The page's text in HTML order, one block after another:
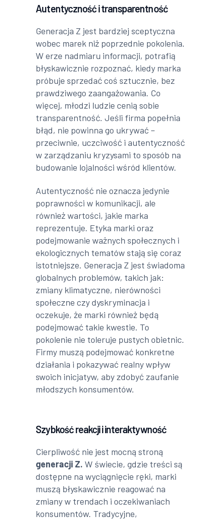
Autentyczność i transparentność
Generacja Z jest bardziej sceptyczna
wobec marek niż poprzednie pokolenia.
W erze nadmiaru informacji, potrafią
błyskawicznie rozpoznać, kiedy marka
próbuje sprzedać coś sztucznie, bez
prawdziwego zaangażowania. Co
więcej, młodzi ludzie cenią sobie
transparentność. Jeśli firma popełnia
błąd, nie powinna go ukrywać –
przeciwnie, uczciwość i autentyczność
w zarządzaniu kryzysami to sposób na
budowanie lojalności wśród klientów.
Autentyczność nie oznacza jedynie
poprawności w komunikacji, ale
również wartości, jakie marka
reprezentuje. Etyka marki oraz
podejmowanie ważnych społecznych i
ekologicznych tematów stają się coraz
istotniejsze. Generacja Z jest świadoma
globalnych problemów, takich jak:
zmiany klimatyczne, nierówności
społeczne czy dyskryminacja i
oczekuje, że marki również będą
podejmować takie kwestie. To
pokolenie nie toleruje pustych obietnic.
Firmy muszą podejmować konkretne
działania i pokazywać realny wpływ
swoich inicjatyw, aby zdobyć zaufanie
młodszych konsumentów.
Szybkość reakcji i interaktywność
Cierpliwość nie jest mocną stroną
generacji Z.W świecie, gdzie treści są
dostępne na wyciągnięcie ręki, marki
muszą błyskawicznie reagować na
zmiany w trendach i oczekiwaniach
konsumentów. Tradycyjne,